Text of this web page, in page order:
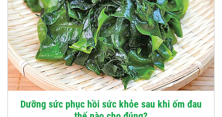
Dưỡng sức phục hồi sức khỏe sau khi ốm đau